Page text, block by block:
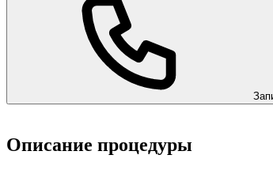
Описание процедуры